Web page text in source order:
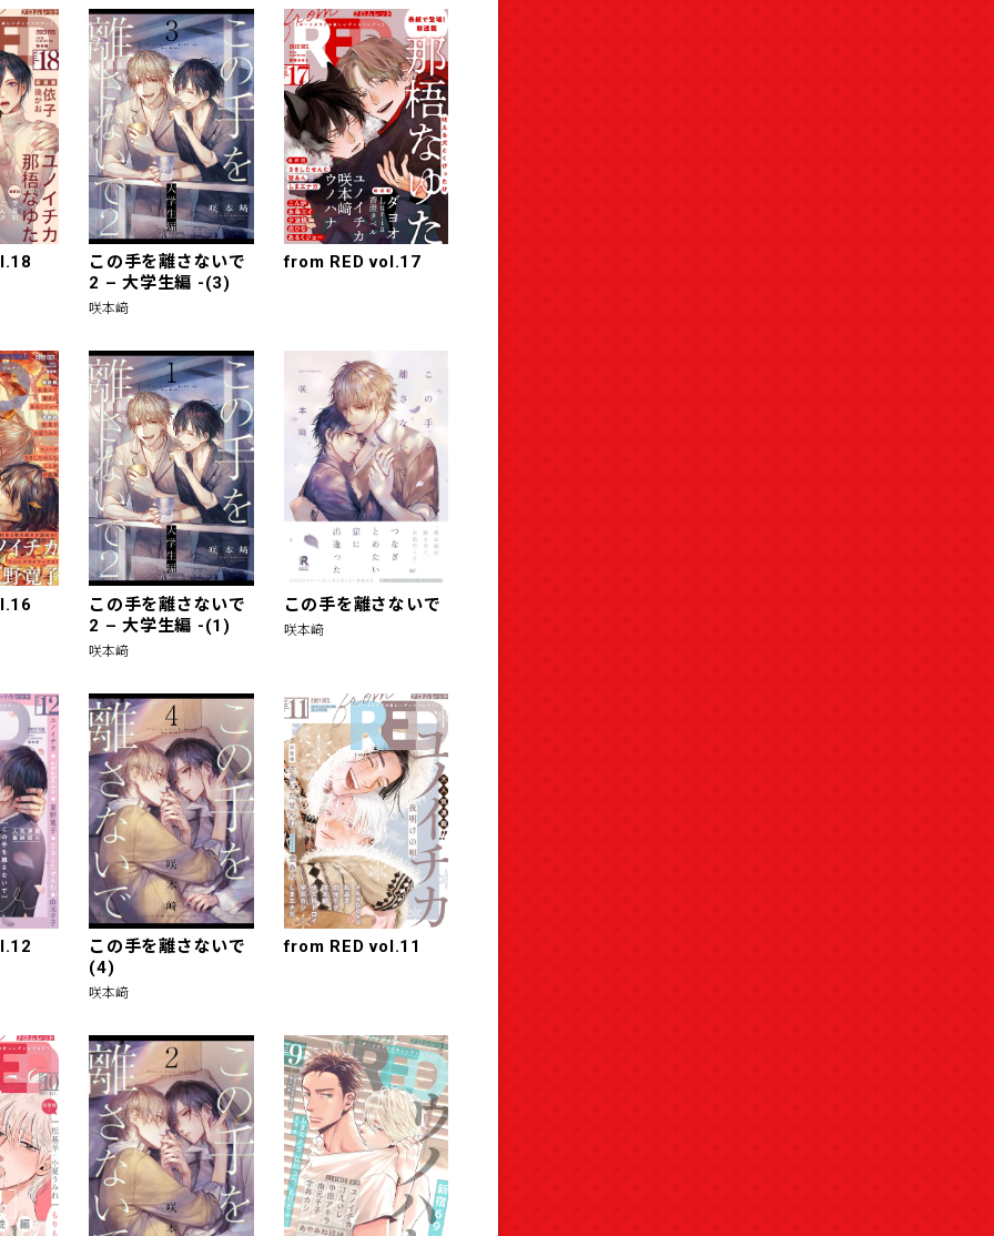
この手を離さないで
2 – 大学生編 -(3)
咲本﨑
from RED vol.17
この手を離さないで
2 – 大学生編 -(1)
咲本﨑
この手を離さないで
咲本﨑
この手を離さないで
(4)
咲本﨑
from RED vol.11